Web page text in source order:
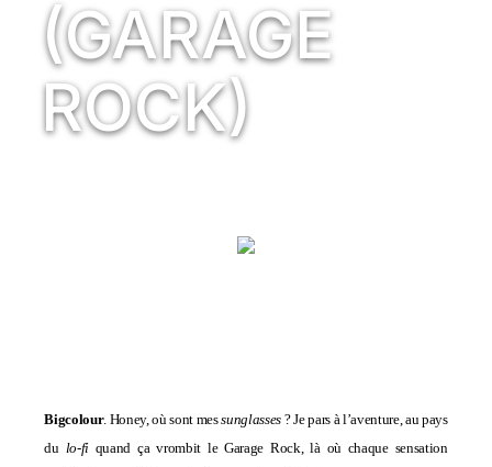
(GARAGE
ROCK)
Bigcolour. Honey, où sont messunglasses ? Je pars à l’aventure, au pays
du lo-fi quand ça vrombit le Garage Rock, là où chaque sensation